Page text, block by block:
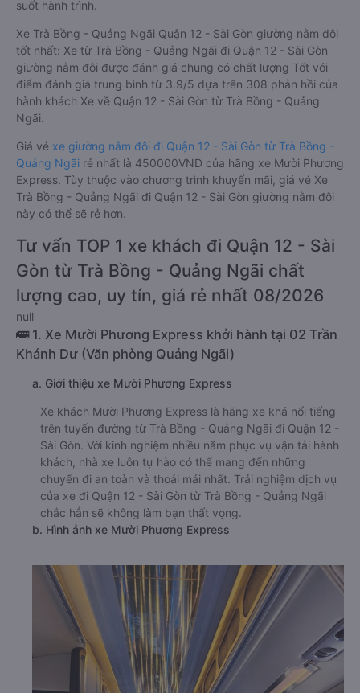
suốt hành trình.
Xe Trà Bồng - Quảng Ngãi Quận 12 - Sài Gòn giường nằm đôi
tốt nhất: Xe từ Trà Bồng - Quảng Ngãi đi Quận 12 - Sài Gòn
giường nằm đôi được đánh giá chung có chất lượng Tốt với
điểm đánh giá trung bình từ 3.9/5 dựa trên 308 phản hồi của
hành khách Xe về Quận 12 - Sài Gòn từ Trà Bồng - Quảng
Ngãi.
Giá vé xe giường nằm đôi đi Quận 12 - Sài Gòn từ Trà Bồng -
Quảng Ngãi rẻ nhất là 450000VND của hãng xe Mười Phương
Express. Tùy thuộc vào chương trình khuyến mãi, giá vé Xe
Trà Bồng - Quảng Ngãi đi Quận 12 - Sài Gòn giường nằm đôi
này có thể sẽ rẻ hơn.
Tư vấn TOP 1 xe khách đi Quận 12 - Sài
Gòn từ Trà Bồng - Quảng Ngãi chất
lượng cao, uy tín, giá rẻ nhất 08/2026
null
🚌 1. Xe Mười Phương Express khởi hành tại 02 Trần
Khánh Dư (Văn phòng Quảng Ngãi)
a. Giới thiệu xe Mười Phương Express
Xe khách Mười Phương Express là hãng xe khá nổi tiếng
trên tuyến đường từ Trà Bồng - Quảng Ngãi đi Quận 12 -
Sài Gòn. Với kinh nghiệm nhiều năm phục vụ vận tải hành
khách, nhà xe luôn tự hào có thể mang đến những
chuyến đi an toàn và thoải mái nhất. Trải nghiệm dịch vụ
của xe đi Quận 12 - Sài Gòn từ Trà Bồng - Quảng Ngãi
chắc hẳn sẽ không làm bạn thất vọng.
b. Hình ảnh xe Mười Phương Express